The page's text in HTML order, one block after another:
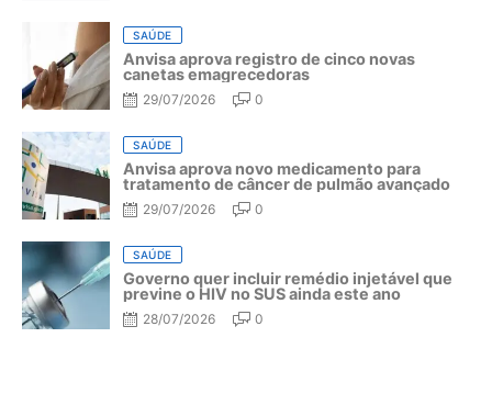
SAÚDE
Anvisa aprova registro de cinco novas
canetas emagrecedoras
29/07/2026 0
SAÚDE
Anvisa aprova novo medicamento para
tratamento de câncer de pulmão avançado
29/07/2026 0
SAÚDE
Governo quer incluir remédio injetável que
previne o HIV no SUS ainda este ano
28/07/2026 0